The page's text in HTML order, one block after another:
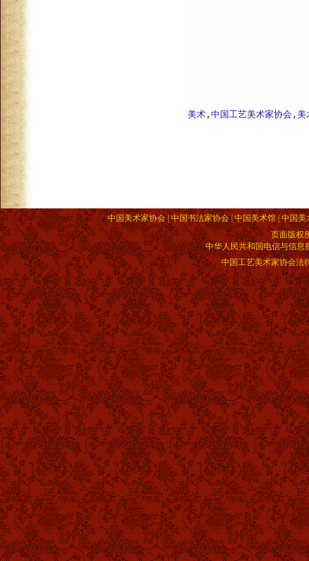
美术,中国工艺美术家协会,
中国美术家协会 | 中国书法家协会 | 中国美术馆 | 中国
页面版权
中华人民共和国电信与信息
中国工艺美术家协会法